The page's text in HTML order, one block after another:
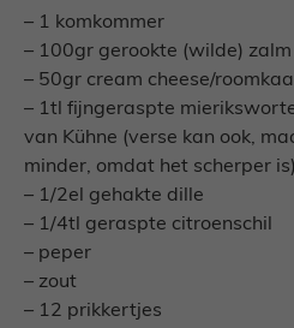
– 1 komkommer
– 100gr gerookte (wilde) zalm
– 50gr cream cheese/
– 1tl fijngeraspte
van Kühne (verse kan ook,
minder, omdat het scherper is)
– 1/2el gehakte dille
– 1/4tl geraspte citroenschil
– peper
– zout
– 12 prikkertjes